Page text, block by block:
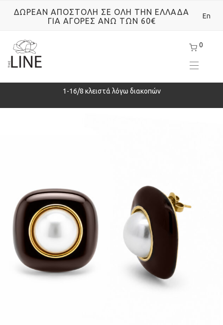
0
ΔΩΡΕΑΝ ΑΠΟΣΤΟΛΗ ΣΕ ΟΛΗ ΤΗΝ ΕΛΛΑΔΑ
ΓΙΑ ΑΓΟΡΕΣ ΑΝΩ ΤΩΝ 60€
En
1-16/8 κλειστά λόγω διακοπών